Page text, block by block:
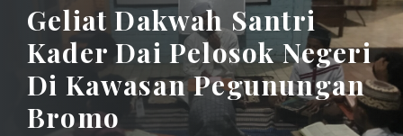
Geliat Dakwah Santri
Kader Dai Pelosok Negeri
Di Kawasan Pegunungan
Bromo